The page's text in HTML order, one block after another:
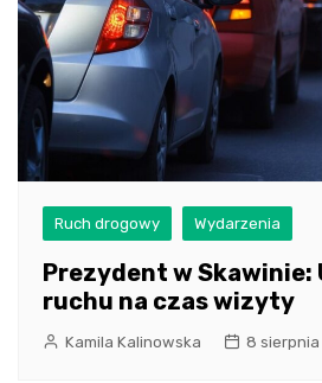
Ruch drogowy Wydarzenia
Prezydent w
ruchu na czas wizyty
Kamila Kalinowska 8